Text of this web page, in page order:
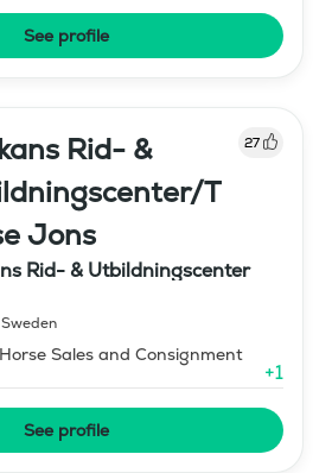
See profile
Rid- &
T
Jons
27
Rid- & Utbildningscenter
Sweden
Sales and Consignment
+1
See profile